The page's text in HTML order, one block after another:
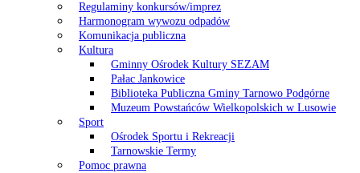
Regulaminy konkursów/imprez
Harmonogram wywozu odpadów
Komunikacja publiczna
Kultura
Gminny Ośrodek Kultury SEZAM
Pałac Jankowice
Biblioteka Publiczna Gminy Tarnowo Podgórne
Muzeum Powstańców Wielkopolskich w Lusowie
Sport
Ośrodek Sportu i Rekreacji
Tarnowskie Termy
Pomoc prawna